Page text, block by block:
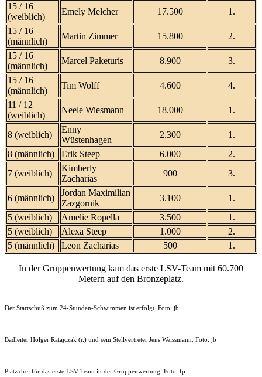
15 / 16
(weiblich)
Emely Melcher 17.500
1.
15 / 16
(männlich)
Martin Zimmer 15.800
2.
15 / 16
(männlich)
Marcel Paketuris 8.900
3.
15 / 16
(männlich)
Tim Wolff 4.600
4.
11 / 12
(weiblich)
Neele Wiesmann 18.000 1.
8 (weiblich)
Enny
Wüstenhagen
2.300
1.
8 (männlich)
Erik Steep 6.000
2.
7 (weiblich)
Kimberly
Zacharias
900 3.
6 (männlich)
Jordan Maximilian
Zazgornik
3.100
1.
5 (weiblich)
Amelie Ropella 3.500
1.
5 (weiblich)
Alexa Steep 1.000
2.
5 (männlich)
Leon Zacharias 500 1.
In der Gruppenwertung kam das erste LSV-Team mit 60.700
Metern auf den Bronzeplatz.
Der Startschuß zum 24-Stunden-Schwimmen ist erfolgt. Foto: jb
Badleiter Holger Ratajczak (r.) und sein Stellvertreter Jens Weissmann. Foto: jb
Platz drei für das erste LSV-Team in der Gruppenwertung. Foto: fp